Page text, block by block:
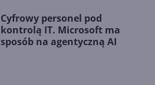
Cyfrowy personel pod
kontrolą IT. Microsoft ma
sposób na agentyczną AI